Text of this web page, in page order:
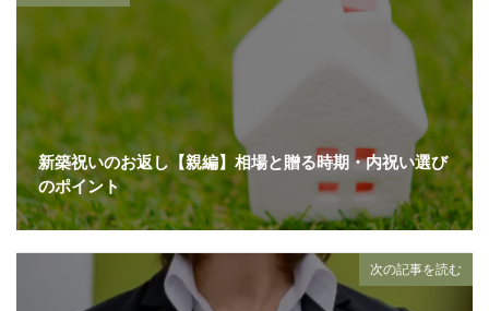
新築祝いのお返し【親編】相場と贈る時期・内祝い選び
のポイント
次の記事を読む